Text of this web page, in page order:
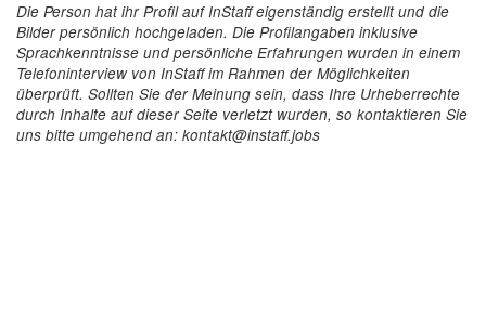
Die Person hat ihr Profil auf InStaff eigenständig erstellt und die
Bilder persönlich hochgeladen. Die Profilangaben inklusive
Sprachkenntnisse und persönliche Erfahrungen wurden in einem
Telefoninterview von InStaff im Rahmen der Möglichkeiten
überprüft. Sollten Sie der Meinung sein, dass Ihre Urheberrechte
durch Inhalte auf dieser Seite verletzt wurden, so kontaktieren Sie
uns bitte umgehend an: kontakt@instaff.jobs